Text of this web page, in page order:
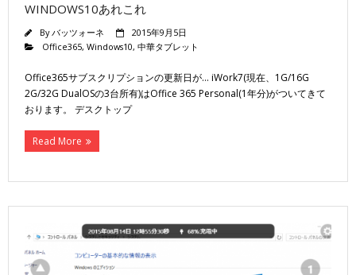
WINDOWS10あれこれ
Byバッツォーネ
2015年9月5日
Office365, Windows10, 中華タブレット
Office365サブスクリプションの更新日が… iWork7(現在、1G/16G
2G/32G DualOSの3台所有)はOffice 365 Personal(1年分)がついてきて
おります。 デスクトップ
Read More